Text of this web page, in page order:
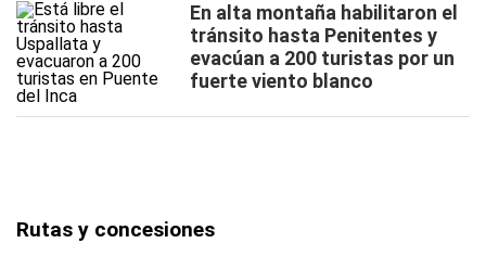
En alta montaña habilitaron el
tránsito hasta Penitentes y
evacúan a 200 turistas por un
fuerte viento blanco
Rutas y concesiones